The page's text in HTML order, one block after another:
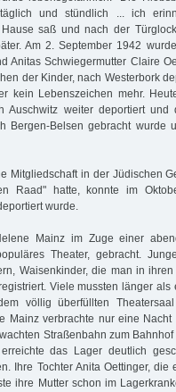
und stündlich ... ich
saß und nach der
Am 2. September 1942
Anitas Schwiegermutter Claire
der Kinder, nach Westerbork
kein Lebenszeichen mehr.
Auschwitz weiter deportiert und
Bergen-Belsen gebracht wurde
Mitgliedschaft in der Jüdischen
Raad" hatte, konnte im
wurde.
Mainz im Zuge einer
Theater, gebracht.
Waisenkinder, die man in ihren
Viele mussten länger als
völlig überfüllten
Mainz verbrachte nur eine Nacht
Straßenbahn zum
das Lager deutlich
Ihre Tochter Anita Oettinger, die
ihre Mutter schon im